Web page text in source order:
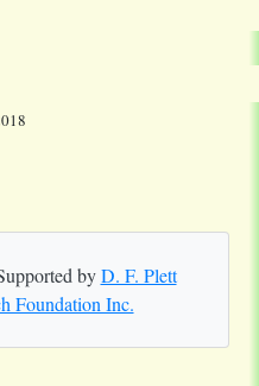
byD. F. Plett
Foundation Inc.